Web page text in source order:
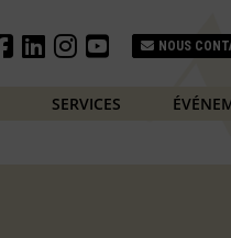
NOUS
SERVICES